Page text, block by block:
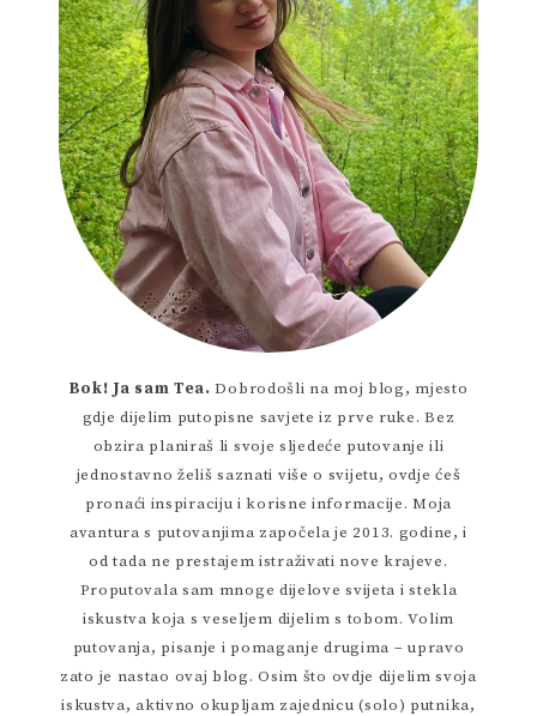
Bok! Ja sam Tea.Dobrodošli na moj blog, mjesto
gdje dijelim putopisne savjete iz prve ruke. Bez
obzira planiraš li svoje sljedeće putovanje ili
jednostavno želiš saznati više o svijetu, ovdje ćeš
pronaći inspiraciju i korisne informacije. Moja
avantura s putovanjima započela je 2013. godine, i
od tada ne prestajem istraživati nove krajeve.
Proputovala sam mnoge dijelove svijeta i stekla
iskustva koja s veseljem dijelim s tobom. Volim
putovanja, pisanje i pomaganje drugima – upravo
zato je nastao ovaj blog. Osim što ovdje dijelim svoja
iskustva, aktivno okupljam zajednicu (solo) putnika,